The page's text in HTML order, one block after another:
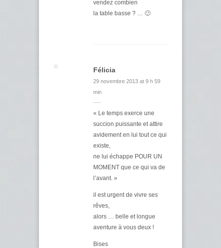
vendez combien
la table basse ? … 🙂
Félicia
29 novembre 2013 at 9 h 59
min
« Le temps exerce une
succion puissante et attire
avidement en lui tout ce qui
existe,
ne lui échappe POUR UN
MOMENT que ce qui va de
l’avant. »
il est urgent de vivre ses
rêves,
alors … belle et longue
aventure à vous deux !
Bises